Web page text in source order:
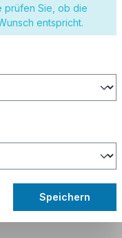
prüfen Sie, ob die
entspricht.
Speichern